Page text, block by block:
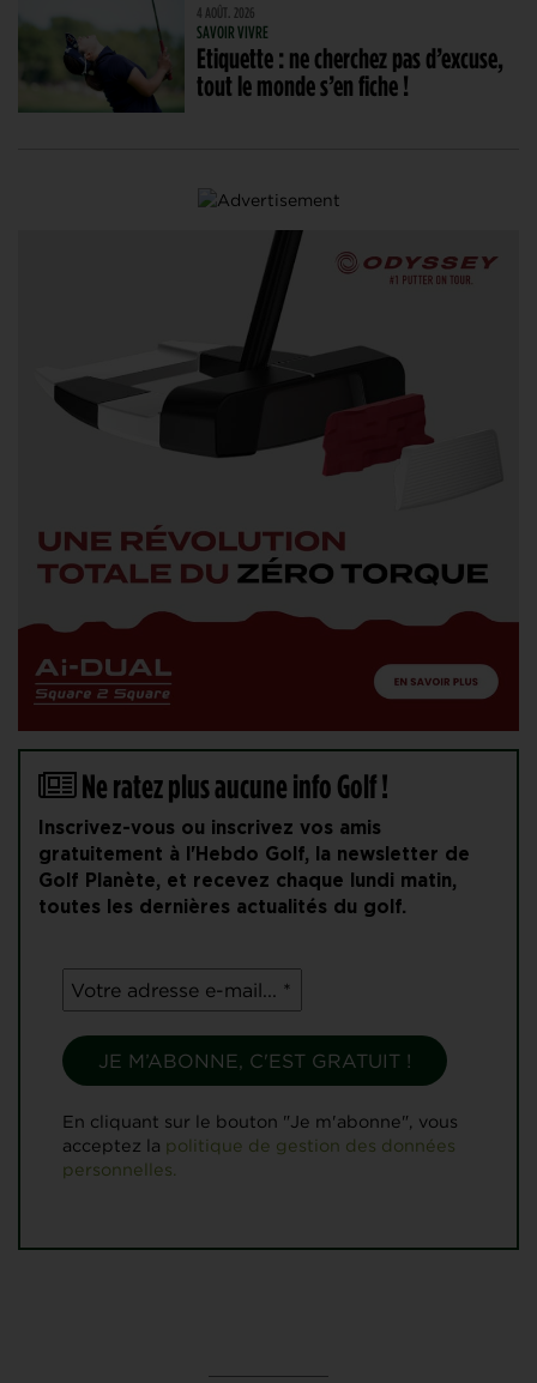
4 AOÛT. 2026
SAVOIR VIVRE
Etiquette : ne cherchez pas d’excuse,
tout le monde s’en fiche !
Ne ratez plus aucune info Golf !
Inscrivez-vous ou inscrivez vos amis
gratuitement à l'Hebdo Golf, la newsletter de
Golf Planète, et recevez chaque lundi matin,
toutes les dernières actualités du golf.
En cliquant sur le bouton "Je m'abonne", vous
acceptez la politique de gestion des données
personnelles.